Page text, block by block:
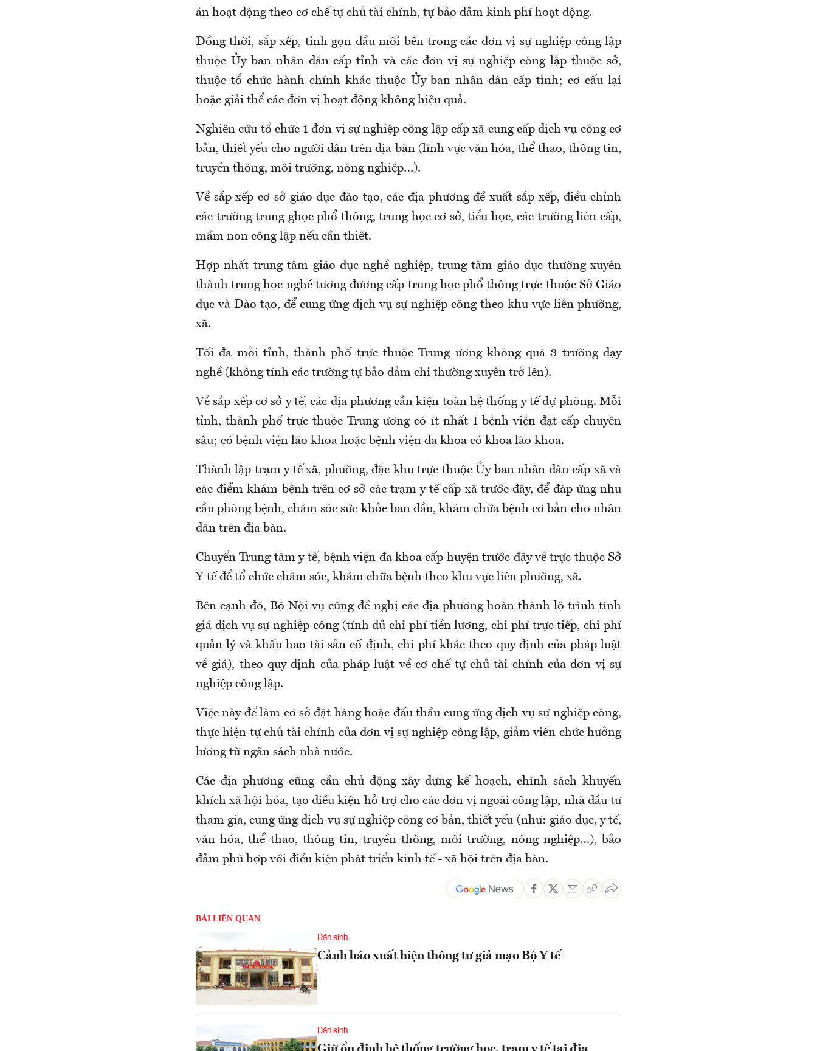
án hoạt động theo cơ chế tự chủ tài chính, tự bảo đảm kinh phí hoạt động.
Đồng thời, sắp xếp, tinh gọn đầu mối bên trong các đơn vị sự nghiệp công lập
thuộc Ủy ban nhân dân cấp tỉnh và các đơn vị sự nghiệp công lập thuộc sở,
thuộc tổ chức hành chính khác thuộc Ủy ban nhân dân cấp tỉnh; cơ cấu lại
hoặc giải thể các đơn vị hoạt động không hiệu quả.
Nghiên cứu tổ chức 1 đơn vị sự nghiệp công lập cấp xã cung cấp dịch vụ công cơ
bản, thiết yếu cho người dân trên địa bàn (lĩnh vực văn hóa, thể thao, thông tin,
truyền thông, môi trường, nông nghiệp…).
Về sắp xếp cơ sở giáo dục đào tạo, các địa phương đề xuất sắp xếp, điều chỉnh
các trường trung ghọc phổ thông, trung học cơ sở, tiểu học, các trường liên cấp,
mầm non công lập nếu cần thiết.
Hợp nhất trung tâm giáo dục nghề nghiệp, trung tâm giáo dục thường xuyên
thành trung học nghề tương đương cấp trung học phổ thông trực thuộc Sở Giáo
dục và Đào tạo, để cung ứng dịch vụ sự nghiệp công theo khu vực liên phường,
xã.
Tối đa mỗi tỉnh, thành phố trực thuộc Trung ương không quá 3 trường dạy
nghề (không tính các trường tự bảo đảm chi thường xuyên trở lên).
Về sắp xếp cơ sở y tế, các địa phương cần kiện toàn hệ thống y tế dự phòng. Mỗi
tỉnh, thành phố trực thuộc Trung ương có ít nhất 1 bệnh viện đạt cấp chuyên
sâu; có bệnh viện lão khoa hoặc bệnh viện đa khoa có khoa lão khoa.
Thành lập trạm y tế xã, phường, đặc khu trực thuộc Ủy ban nhân dân cấp xã và
các điểm khám bệnh trên cơ sở các trạm y tế cấp xã trước đây, để đáp ứng nhu
cầu phòng bệnh, chăm sóc sức khỏe ban đầu, khám chữa bệnh cơ bản cho nhân
dân trên địa bàn.
Chuyển Trung tâm y tế, bệnh viện đa khoa cấp huyện trước đây về trực thuộc Sở
Y tế để tổ chức chăm sóc, khám chữa bệnh theo khu vực liên phường, xã.
Bên cạnh đó, Bộ Nội vụ cũng đề nghị các địa phương hoàn thành lộ trình tính
giá dịch vụ sự nghiệp công (tính đủ chi phí tiền lương, chi phí trực tiếp, chi phí
quản lý và khấu hao tài sản cố định, chi phí khác theo quy định của pháp luật
về giá), theo quy định của pháp luật về cơ chế tự chủ tài chính của đơn vị sự
nghiệp công lập.
Việc này để làm cơ sở đặt hàng hoặc đấu thầu cung ứng dịch vụ sự nghiệp công,
thực hiện tự chủ tài chính của đơn vị sự nghiệp công lập, giảm viên chức hưởng
lương từ ngân sách nhà nước.
Các địa phương cũng cần chủ động xây dựng kế hoạch, chính sách khuyến
khích xã hội hóa, tạo điều kiện hỗ trợ cho các đơn vị ngoài công lập, nhà đầu tư
tham gia, cung ứng dịch vụ sự nghiệp công cơ bản, thiết yếu (như: giáo dục, y tế,
văn hóa, thể thao, thông tin, truyền thông, môi trường, nông nghiệp…), bảo
đảm phù hợp với điều kiện phát triển kinh tế - xã hội trên địa bàn.
BÀI LIÊN QUAN
Dân sinh
Cảnh báo xuất hiện thông tư giả mạo Bộ Y tế
Dân sinh